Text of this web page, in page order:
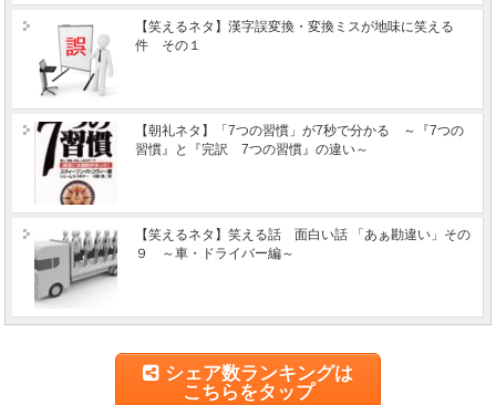
【笑えるネタ】漢字誤変換・変換ミスが地味に笑える
件 その１
【朝礼ネタ】「7つの習慣」が7秒で分かる ～『7つの
習慣』と『完訳 7つの習慣』の違い～
【笑えるネタ】笑える話 面白い話 「あぁ勘違い」その
９ ～車・ドライバー編～
シェア数ランキングは
こちらをタップ